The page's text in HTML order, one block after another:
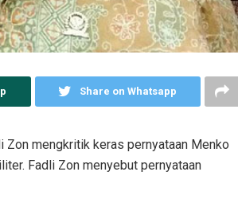
Share on Whatsapp
Zon mengkritik keras pernyataan Menko
Fadli Zon menyebut pernyataan